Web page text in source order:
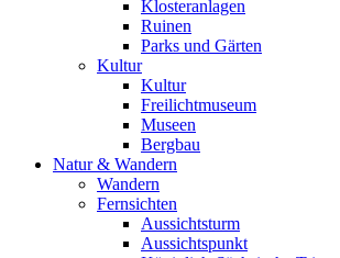
Klosteranlagen
Ruinen
Parks und Gärten
Kultur
Kultur
Freilichtmuseum
Museen
Bergbau
Natur & Wandern
Wandern
Fernsichten
Aussichtsturm
Aussichtspunkt